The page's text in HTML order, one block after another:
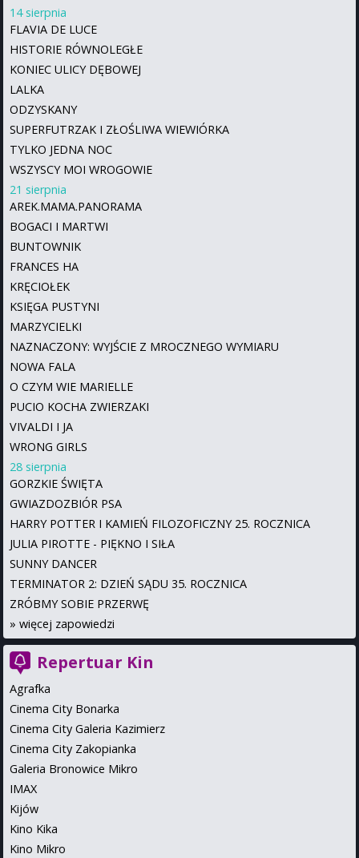
14 sierpnia
FLAVIA DE LUCE
HISTORIE RÓWNOLEGŁE
KONIEC ULICY DĘBOWEJ
LALKA
ODZYSKANY
SUPERFUTRZAK I ZŁOŚLIWA WIEWIÓRKA
TYLKO JEDNA NOC
WSZYSCY MOI WROGOWIE
21 sierpnia
AREK.MAMA.PANORAMA
BOGACI I MARTWI
BUNTOWNIK
FRANCES HA
KRĘCIOŁEK
KSIĘGA PUSTYNI
MARZYCIELKI
NAZNACZONY: WYJŚCIE Z MROCZNEGO WYMIARU
NOWA FALA
O CZYM WIE MARIELLE
PUCIO KOCHA ZWIERZAKI
VIVALDI I JA
WRONG GIRLS
28 sierpnia
GORZKIE ŚWIĘTA
GWIAZDOZBIÓR PSA
HARRY POTTER I KAMIEŃ FILOZOFICZNY 25. ROCZNICA
JULIA PIROTTE - PIĘKNO I SIŁA
SUNNY DANCER
TERMINATOR 2: DZIEŃ SĄDU 35. ROCZNICA
ZRÓBMY SOBIE PRZERWĘ
» więcej zapowiedzi
Repertuar Kin
Agrafka
Cinema City Bonarka
Cinema City Galeria Kazimierz
Cinema City Zakopianka
Galeria Bronowice Mikro
IMAX
Kijów
Kino Kika
Kino Mikro